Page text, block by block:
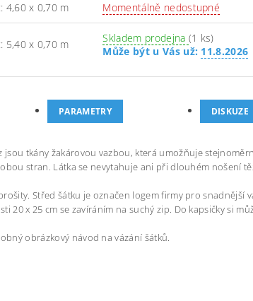
4,60 x 0,70 m Momentálně nedostupné
5,40 x 0,70 m Skladem prodejna (1 ks)
Může být u Vás už: 11.8.2026
PARAMETRY DISKUZE
jsou tkány žakárovou vazbou, která umožňuje
stran. Látka se nevytahuje ani při dlouhém nošení
Střed šátku je označen logem firmy pro snadnější
20 x 25 cm se zavíráním na suchý zip. Do kapsičky si
obrázkový návod na vázání šátků.